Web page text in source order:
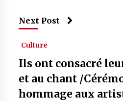
Next Post
Culture
Ils ont consacré
et au chant /
hommage aux